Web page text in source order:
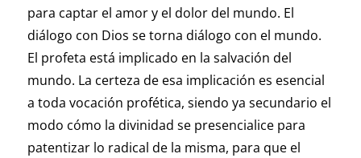
para captar el amor y el dolor del mundo. El
diálogo con Dios se torna diálogo con el mundo.
El profeta está implicado en la salvación del
mundo. La certeza de esa implicación es esencial
a toda vocación profética, siendo ya secundario el
modo cómo la divinidad se presencialice para
patentizar lo radical de la misma, para que el